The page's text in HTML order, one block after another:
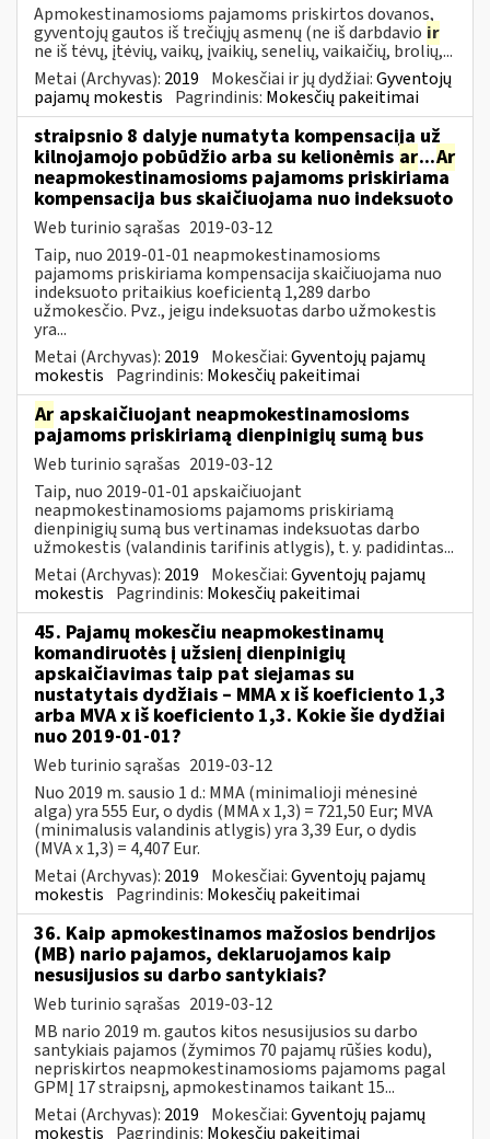
Apmokestinamosioms pajamoms priskirtos dovanos,
gyventojų gautos iš trečiųjų asmenų (ne iš darbdavio ir
ne iš tėvų, įtėvių, vaikų, įvaikių, senelių, vaikaičių, brolių,...
Metai (Archyvas): 2019 Mokesčiai ir jų dydžiai:Gyventojų
pajamų mokestis Pagrindinis: Mokesčių pakeitimai
straipsnio 8 dalyje numatyta kompensacija už
kilnojamojo pobūdžio arba su kelionėmis ar...Ar
neapmokestinamosioms pajamoms priskiriama
kompensacija bus skaičiuojama nuo indeksuoto
Web turinio sąrašas 2019-03-12
Taip, nuo 2019-01-01 neapmokestinamosioms
pajamoms priskiriama kompensacija skaičiuojama nuo
indeksuoto pritaikius koeficientą 1,289 darbo
užmokesčio. Pvz., jeigu indeksuotas darbo užmokestis
yra...
Metai (Archyvas): 2019 Mokesčiai:Gyventojų pajamų
mokestis Pagrindinis: Mokesčių pakeitimai
Ar apskaičiuojant neapmokestinamosioms
pajamoms priskiriamą dienpinigių sumą bus
Web turinio sąrašas 2019-03-12
Taip, nuo 2019-01-01 apskaičiuojant
neapmokestinamosioms pajamoms priskiriamą
dienpinigių sumą bus vertinamas indeksuotas darbo
užmokestis (valandinis tarifinis atlygis), t. y. padidintas...
Metai (Archyvas): 2019 Mokesčiai:Gyventojų pajamų
mokestis Pagrindinis: Mokesčių pakeitimai
45. Pajamų mokesčiu neapmokestinamų
komandiruotės į užsienį dienpinigių
apskaičiavimas taip pat siejamas su
nustatytais dydžiais – MMA x iš koeficiento 1,3
arba MVA x iš koeficiento 1,3. Kokie šie dydžiai
nuo 2019-01-01?
Web turinio sąrašas 2019-03-12
Nuo 2019 m. sausio 1 d.: MMA (minimalioji mėnesinė
alga) yra 555 Eur, o dydis (MMA x 1,3) = 721,50 Eur; MVA
(minimalusis valandinis atlygis) yra 3,39 Eur, o dydis
(MVA x 1,3) = 4,407 Eur.
Metai (Archyvas): 2019 Mokesčiai:Gyventojų pajamų
mokestis Pagrindinis: Mokesčių pakeitimai
36. Kaip apmokestinamos mažosios bendrijos
(MB) nario pajamos, deklaruojamos kaip
nesusijusios su darbo santykiais?
Web turinio sąrašas 2019-03-12
MB nario 2019 m. gautos kitos nesusijusios su darbo
santykiais pajamos (žymimos 70 pajamų rūšies kodu),
nepriskirtos neapmokestinamosioms pajamoms pagal
GPMĮ 17 straipsnį, apmokestinamos taikant 15...
Metai (Archyvas): 2019 Mokesčiai:Gyventojų pajamų
mokestis Pagrindinis: Mokesčių pakeitimai